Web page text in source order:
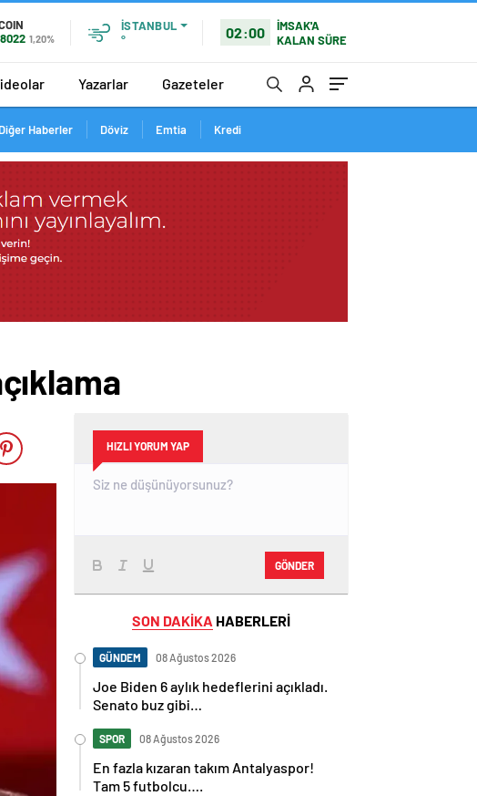
1,20%
İSTANBUL
°
02:00
İMSAK'A
KALAN SÜRE
Yazarlar Gazeteler
Diğer Haberler Döviz Emtia Kredi
HIZLI YORUM YAP
GÖNDER
SON DAKİKA HABERLERİ
GÜNDEM 08 Ağustos 2026
Joe Biden 6 aylık hedeflerini açıkladı.
Senato buz gibi…
SPOR 08 Ağustos 2026
En fazla kızaran takım Antalyaspor!
Tam 5 futbolcu….